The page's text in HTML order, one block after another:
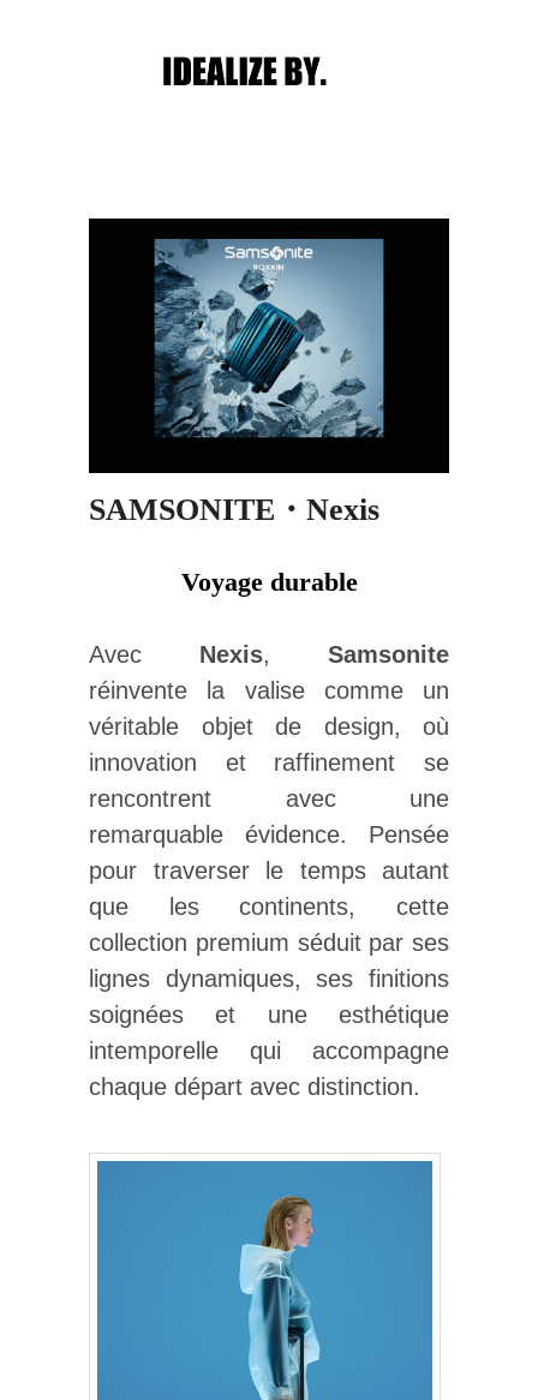
SAMSONITE・Nexis
Voyage durable
Avec Nexis, Samsonite
réinvente la valise comme un
véritable objet de design, où
innovation et raffinement se
rencontrent avec une
remarquable évidence. Pensée
pour traverser le temps autant
que les continents, cette
collection premium séduit par ses
lignes dynamiques, ses finitions
soignées et une esthétique
intemporelle qui accompagne
chaque départ avec distinction.